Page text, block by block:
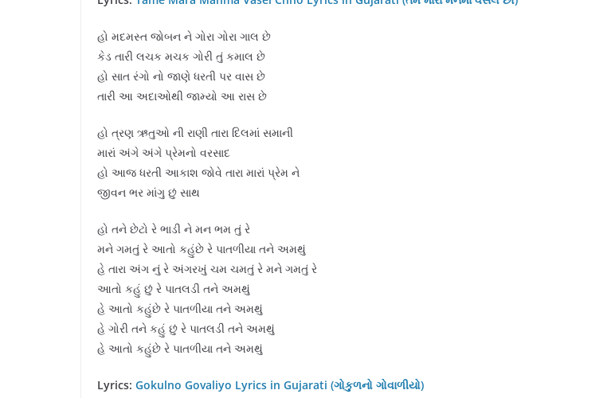
હો મદમસ્ત જોબન ને ગોરા ગોરા ગાલ છે
કેડ તારી લચક મચક ગોરી તું કમાલ છે
હો સાત રંગો નો જાણે ધરતી પર વાસ છે
તારી આ અદાઓથી જામ્યો આ રાસ છે
હો ત્રણ ઋતુઓ ની રાણી તારા દિલમાં સમાની
મારાં અંગે અંગે પ્રેમનો વરસાદ
હો આજ ધરતી આકાશ જોવે તારા મારાં પ્રેમ ને
જીવન ભર માંગુ છું સાથ
હો તને છેટો રે ભાડી ને મન ભમ તું રે
મને ગમતું રે આતો કહુંછે રે પાતળીયા તને અમથું
હે તારા અંગ નું રે અંગરખું ચમ ચમતું રે મને ગમતું રે
આતો કહું છું રે પાતલડી તને અમથું
હે આતો કહુંછે રે પાતળીયા તને અમથું
હે ગોરી તને કહું છું રે પાતલડી તને અમથું
હે આતો કહુંછે રે પાતળીયા તને અમથું
Lyrics: Gokulno Govaliyo Lyrics in Gujarati (ગોકુળનો ગોવાળીયો)